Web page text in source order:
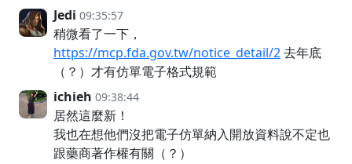
Jedi 09:35:57
稍微看了一下，
https://mcp.fda.gov.tw/notice_detail/2去年底
（？）才有仿單電子格式規範
ichieh 09:38:44
居然這麼新！
我也在想他們沒把電子仿單納入開放資料說不定也
跟藥商著作權有關（？）